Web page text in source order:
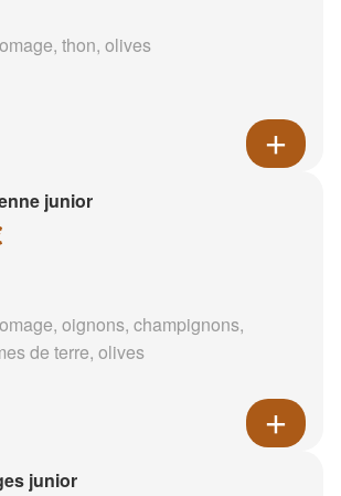
thon, olives
junior
oignons, champignons,
de terre, olives
junior